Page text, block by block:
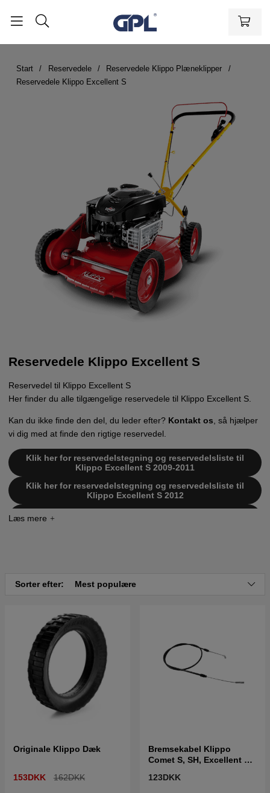
Start Reservedele
Reservedele Klippo Plæneklipper
Reservedele Klippo Excellent S
Reservedele Klippo Excellent S
Reservedel til Klippo Excellent S
Her finder du alle tilgængelige reservedele til Klippo Excellent S.
Kan du ikke finde den del, du leder efter? Kontakt os, så hjælper
vi dig med at finde den rigtige reservedel.
Klik her for reservedelstegning og reservedelsliste til
Klippo Excellent S 2009-2011
Klik her for reservedelstegning og reservedelsliste til
Klippo Excellent S 2012
Sorter efter: Mest populære
Originale Klippo Dæk
153DKK 162DKK
Bremsekabel Klippo
Comet S, SH, Excellent S,
123DKK